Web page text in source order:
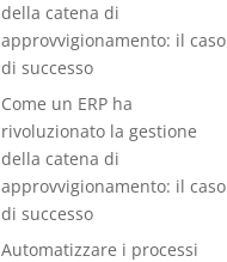
della catena di
approvvigionamento: il caso
di successo
Come un ERP ha
rivoluzionato la gestione
della catena di
approvvigionamento: il caso
di successo
Automatizzare i processi